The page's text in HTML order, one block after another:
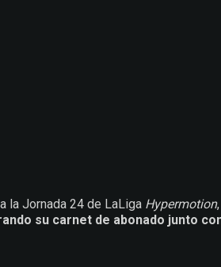
la Jornada 24 de LaLiga Hypermotion
su carnet de abonado junto